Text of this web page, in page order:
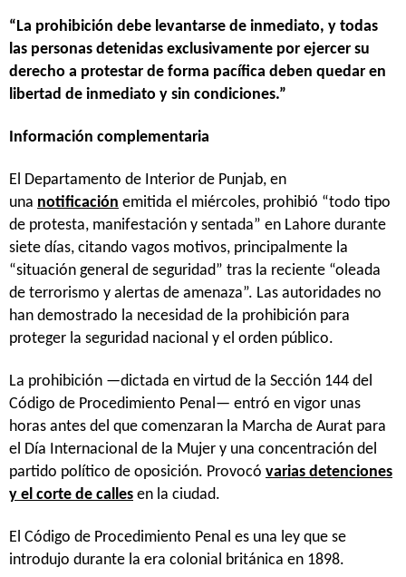
“La prohibición debe levantarse de inmediato, y todas
las personas detenidas exclusivamente por ejercer su
derecho a protestar de forma pacífica deben quedar en
libertad de inmediato y sin condiciones.”
Información complementaria
El Departamento de Interior de Punjab, en
una notificación emitida el miércoles, prohibió “todo tipo
de protesta, manifestación y sentada” en Lahore durante
siete días, citando vagos motivos, principalmente la
“situación general de seguridad” tras la reciente “oleada
de terrorismo y alertas de amenaza”. Las autoridades no
han demostrado la necesidad de la prohibición para
proteger la seguridad nacional y el orden público.
La prohibición —dictada en virtud de la Sección 144 del
Código de Procedimiento Penal— entró en vigor unas
horas antes del que comenzaran la Marcha de Aurat para
el Día Internacional de la Mujer y una concentración del
partido político de oposición. Provocó varias detenciones
y el corte de calles en la ciudad.
El Código de Procedimiento Penal es una ley que se
introdujo durante la era colonial británica en 1898.